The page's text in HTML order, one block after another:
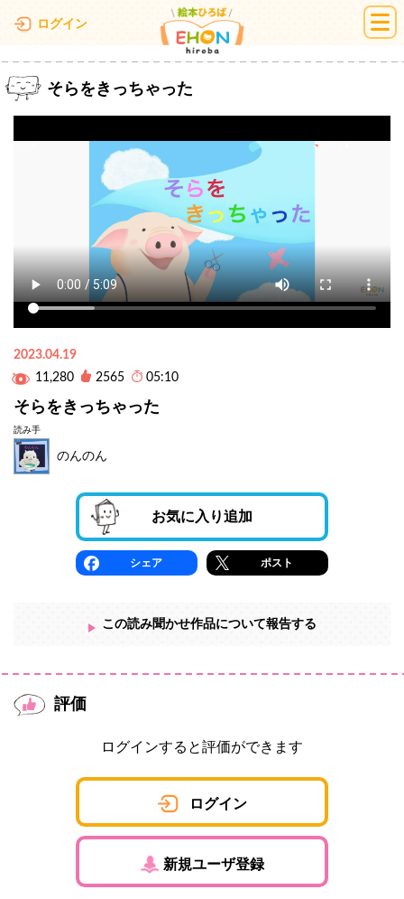
ログイン 絵本ひろば
そらをきっちゃった
2023.04.19
11,280
2565 05:10
そらをきっちゃった
読み手
のんのん
お気に入り追加
シェア ポスト
この読み聞かせ作品について報告する
評価
ログインすると評価ができます
ログイン
新規ユーザ登録